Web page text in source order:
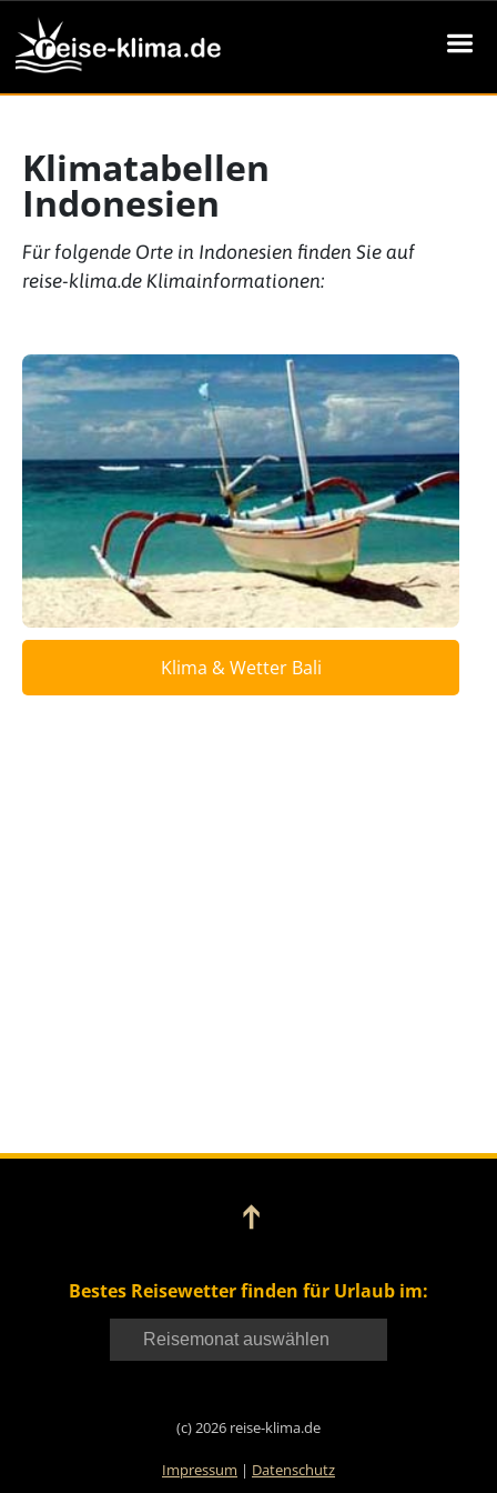
Startseite
Klimatabellen
Beste
Reisezeit
Klimatabellen
Indonesien
Für folgende Orte in Indonesien finden Sie auf
reise-klima.de Klimainformationen:
Klima & Wetter Bali
➔
Bestes Reisewetter finden für Urlaub im:
(c) 2026 reise-klima.de
Impressum | Datenschutz